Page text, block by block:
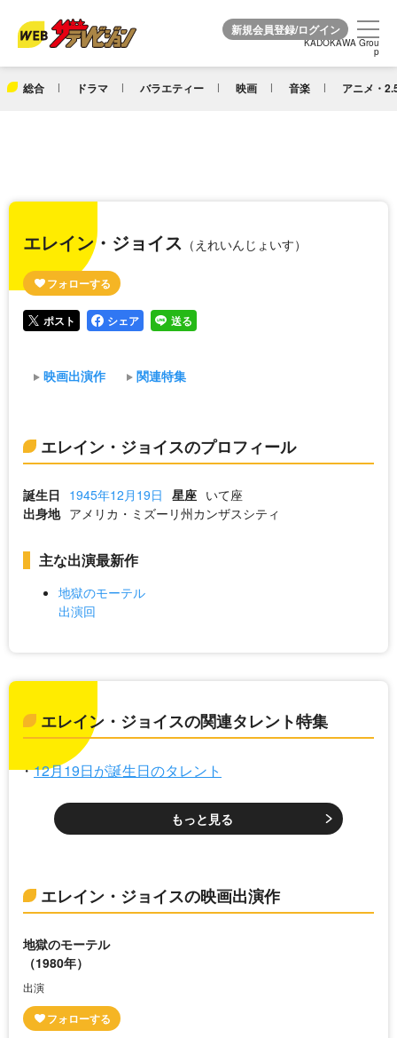
KADOKAWA Grou
p
総合 ドラマ バラエティー 映画 音楽 アニメ・
KADOKAWA Grou
p
エレイン・ジョイス （えれいんじょいす）
ポスト シェア 送る
映画出演作 関連特集
エレイン・ジョイスのプロフィール
誕生日 1945年12月19日 星座 いて座
出身地 アメリカ・ミズーリ州カンザスシティ
主な出演最新作
地獄のモーテル
出演回
エレイン・ジョイスの関連タレント特集
12月19日が誕生日のタレント
もっと見る
エレイン・ジョイスの映画出演作
地獄のモーテル
（1980年）
出演